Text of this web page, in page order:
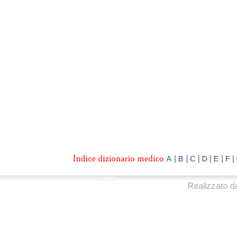
Indice dizionario medico A | B | C| D| E | F|
Realizzato